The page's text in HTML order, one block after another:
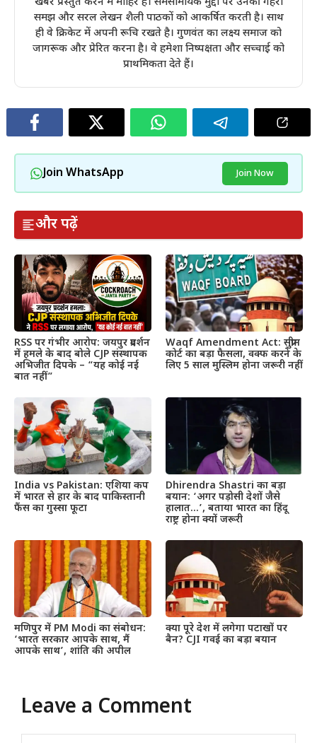
समझ और सरल लेखन शैली पाठकों को आकर्षित करती है। साथ
ही वे क्रिकेट में अपनी रूचि रखते है। गुणवंत का लक्ष्य समाज को
जागरूक और प्रेरित करना है। वे हमेशा निष्पक्षता और सच्चाई को
प्राथमिकता देते हैं।
Join WhatsApp Join Now
और पढ़ें
RSS पर गंभीर आरोप: जयपुर प्रदर्शन
में हमले के बाद बोले CJP संस्थापक
अभिजीत दिपके – “यह कोई नई
बात नहीं”
Waqf Amendment Act: सुप्रीम
कोर्ट का बड़ा फैसला, वक्फ करने के
लिए 5 साल मुस्लिम होना जरूरी नहीं
India vs Pakistan: एशिया कप
में भारत से हार के बाद पाकिस्तानी
फैंस का गुस्सा फूटा
Dhirendra Shastri का बड़ा
बयान: ‘अगर पड़ोसी देशों जैसे
हालात…’, बताया भारत का हिंदू
राष्ट्र होना क्यों जरूरी
मणिपुर में PM Modi का संबोधन:
‘भारत सरकार आपके साथ, मैं
आपके साथ’, शांति की अपील
क्या पूरे देश में लगेगा पटाखों पर
बैन? CJI गवई का बड़ा बयान
Leave a Comment